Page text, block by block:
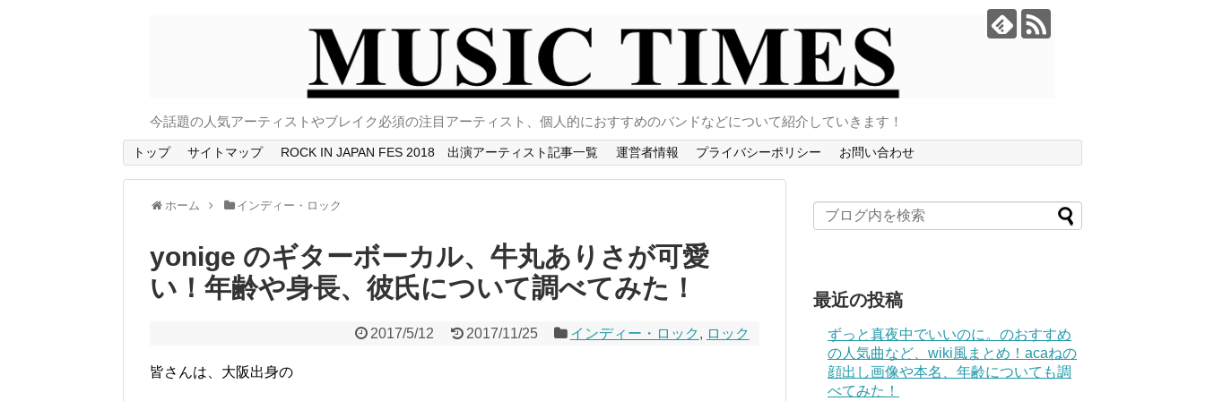
今話題の人気アーティストやブレイク必須の注目アーティスト、個人的におすすめのバンドなどについて紹介していきます！
トップ サイトマップ ROCK IN JAPAN FES 2018 出演アーティスト記事一覧 運営者情報 プライバシーポリシー お問い合わせ
ホーム インディー・ロック
yonige のギターボーカル、牛丸ありさが可愛
い！年齢や身長、彼氏について調べてみた！
2017/5/12 2017/11/25 インディー・ロック , ロック
皆さんは、大阪出身の
最近の投稿
ずっと真夜中でいいのに。のおすすめ
の人気曲など、wiki風まとめ！acaねの
顔出し画像や本名、年齢についても調
べてみた！